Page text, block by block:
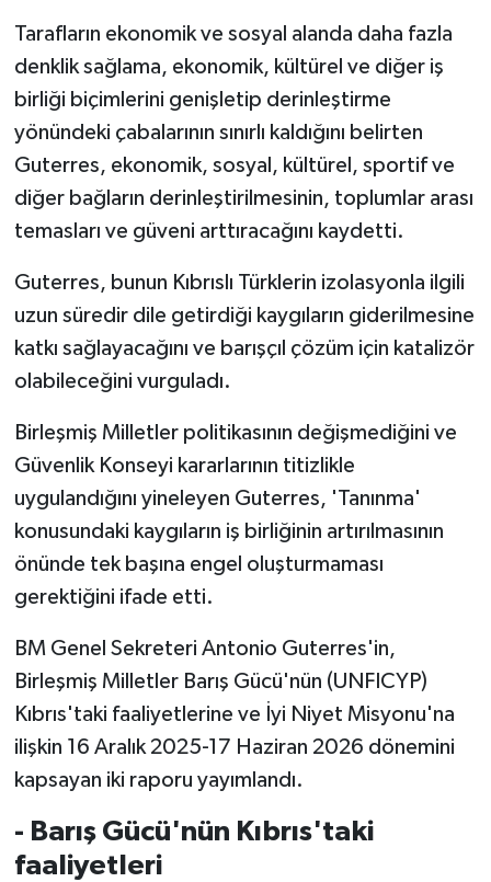
Tarafların ekonomik ve sosyal alanda daha fazla
denklik sağlama, ekonomik, kültürel ve diğer iş
birliği biçimlerini genişletip derinleştirme
yönündeki çabalarının sınırlı kaldığını belirten
Guterres, ekonomik, sosyal, kültürel, sportif ve
diğer bağların derinleştirilmesinin, toplumlar arası
temasları ve güveni arttıracağını kaydetti.
Guterres, bunun Kıbrıslı Türklerin izolasyonla ilgili
uzun süredir dile getirdiği kaygıların giderilmesine
katkı sağlayacağını ve barışçıl çözüm için katalizör
olabileceğini vurguladı.
Birleşmiş Milletler politikasının değişmediğini ve
Güvenlik Konseyi kararlarının titizlikle
uygulandığını yineleyen Guterres, 'Tanınma'
konusundaki kaygıların iş birliğinin artırılmasının
önünde tek başına engel oluşturmaması
gerektiğini ifade etti.
BM Genel Sekreteri Antonio Guterres'in,
Birleşmiş Milletler Barış Gücü'nün (UNFICYP)
Kıbrıs'taki faaliyetlerine ve İyi Niyet Misyonu'na
ilişkin 16 Aralık 2025-17 Haziran 2026 dönemini
kapsayan iki raporu yayımlandı.
- Barış Gücü'nün Kıbrıs'taki
faaliyetleri
SAĞLIK
SPOR
TATLISU
TİCARET
YAŞAM